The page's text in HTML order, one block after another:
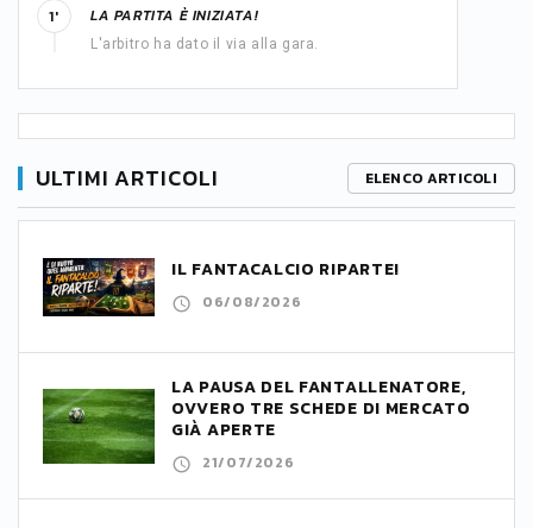
LA PARTITA È INIZIATA!
L'arbitro ha dato il via alla gara.
1'
ULTIMI ARTICOLI ELENCO ARTICOLI
IL FANTACALCIO RIPARTE!
06/08/2026
LA PAUSA DEL FANTALLENATORE,
OVVERO TRE SCHEDE DI MERCATO
GIÀ APERTE
21/07/2026